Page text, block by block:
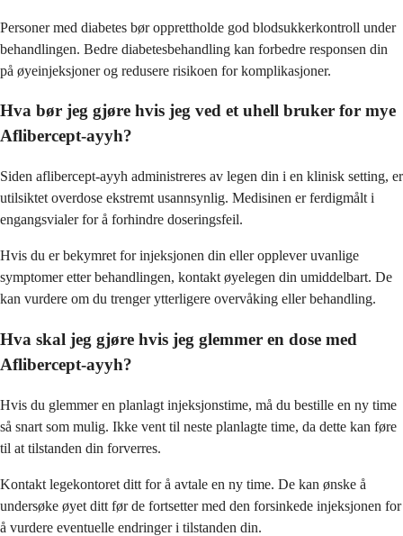
Personer med diabetes bør opprettholde god blodsukkerkontroll under
behandlingen. Bedre diabetesbehandling kan forbedre responsen din
på øyeinjeksjoner og redusere risikoen for komplikasjoner.
Hva bør jeg gjøre hvis jeg ved et uhell bruker for mye
Aflibercept-ayyh?
Siden aflibercept-ayyh administreres av legen din i en klinisk setting, er
utilsiktet overdose ekstremt usannsynlig. Medisinen er ferdigmålt i
engangsvialer for å forhindre doseringsfeil.
Hvis du er bekymret for injeksjonen din eller opplever uvanlige
symptomer etter behandlingen, kontakt øyelegen din umiddelbart. De
kan vurdere om du trenger ytterligere overvåking eller behandling.
Hva skal jeg gjøre hvis jeg glemmer en dose med
Aflibercept-ayyh?
Hvis du glemmer en planlagt injeksjonstime, må du bestille en ny time
så snart som mulig. Ikke vent til neste planlagte time, da dette kan føre
til at tilstanden din forverres.
Kontakt legekontoret ditt for å avtale en ny time. De kan ønske å
undersøke øyet ditt før de fortsetter med den forsinkede injeksjonen for
å vurdere eventuelle endringer i tilstanden din.